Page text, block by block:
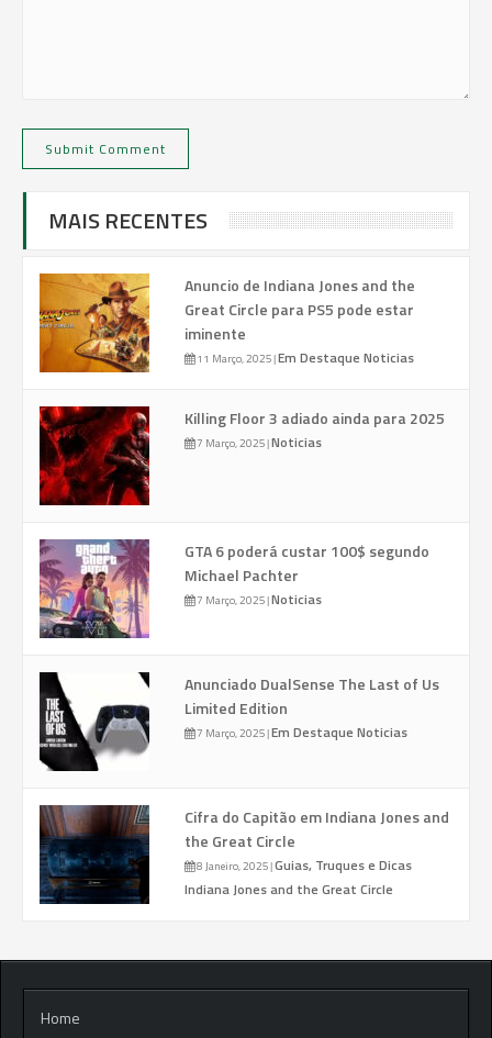
MAIS RECENTES
Anuncio de Indiana Jones and the
Great Circle para PS5 pode estar
iminente
11 Março, 2025|Em Destaque Noticias
Killing Floor 3 adiado ainda para 2025
7 Março, 2025|Noticias
GTA 6 poderá custar 100$ segundo
Michael Pachter
7 Março, 2025|Noticias
Anunciado DualSense The Last of Us
Limited Edition
7 Março, 2025|Em Destaque Noticias
Cifra do Capitão em Indiana Jones and
the Great Circle
8 Janeiro, 2025|Guias, Truques e Dicas
Indiana Jones and the Great Circle
Home